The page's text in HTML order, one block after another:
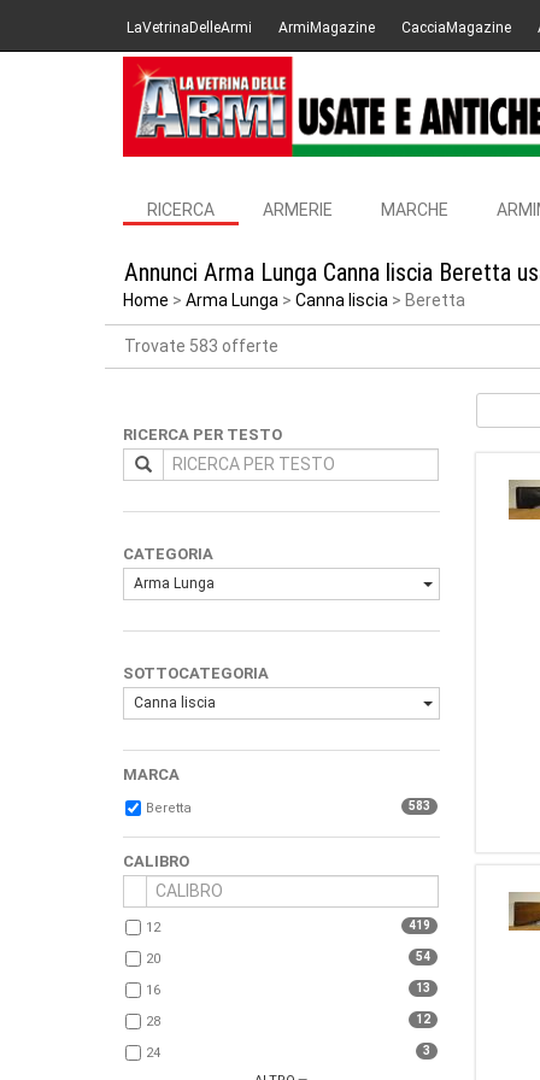
LaVetrinaDelleArmi ArmiMagazine CacciaMagazine
RICERCA ARMERIE MARCHE
Annunci Arma Lunga Canna liscia Beretta
Home Arma Lunga Canna liscia Beretta
Trovate 583 offerte
RICERCA PER TESTO
CATEGORIA
Arma Lunga
SOTTOCATEGORIA
Canna liscia
MARCA
Beretta 583
CALIBRO
12 419
20 54
16 13
28 12
24 3